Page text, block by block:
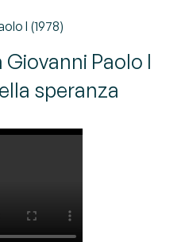
I (1978)
Paolo I
speranza